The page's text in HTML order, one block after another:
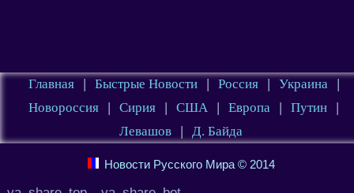
Главная | Быстрые Новости | Россия | Украина
|
Новороссия
| Сирия | США | Европа | Путин
|
Левашов
| Д. Байда
Новости Русского Мира © 2014